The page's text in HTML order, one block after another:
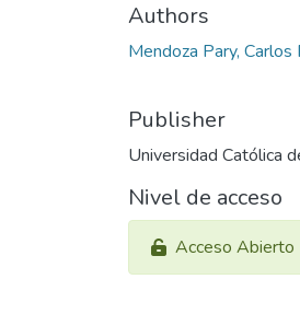
Authors
Mendoza Pary, Carlos
Publisher
Universidad Católica
Nivel de acceso
Acceso Abierto